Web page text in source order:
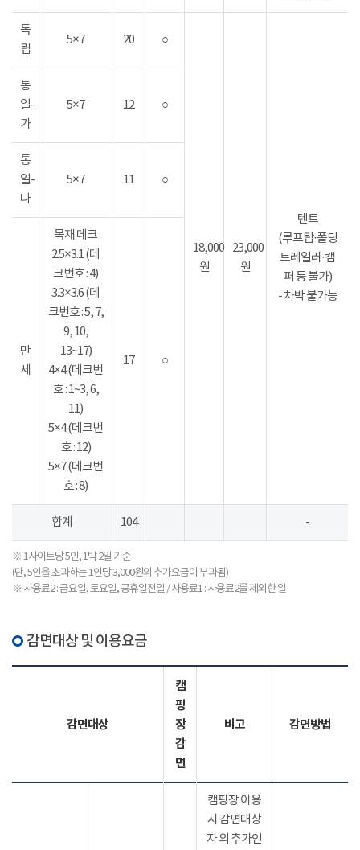
독
립
5×7 20 ○
18,000
원
23,000
원
텐트
(루프탑·폴딩
트레일러·캠
퍼 등 불가)
- 차박 불가능
통
일-
가
5×7 12 ○
통
일-
나
5×7 11 ○
만
세
목재 데크
2.5×3.1 (데
크번호 : 4)
3.3×3.6 (데
크번호 : 5, 7,
9, 10,
13~17)
4×4 (데크번
호 : 1~3, 6,
11)
5×4 (데크번
호 : 12)
5×7 (데크번
호 : 8)
17 ○
합계 104 -
※ 1사이트당 5인, 1박 2일 기준
(단, 5인을 초과하는 1인당 3,000원의 추가요금이 부과됨)
※ 사용료2 : 금요일, 토요일, 공휴일전일 / 사용료1 : 사용료2를 제외한 일
감면대상 및 이용요금
감면대상
캠
핑
장
감
면
비고 감면방법
캠핑장 이용
시 감면대상
자 외 추가인